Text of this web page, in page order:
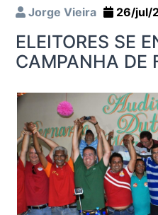
Jorge Vieira 26/jul/
ELEITORES SE
CAMPANHA DE